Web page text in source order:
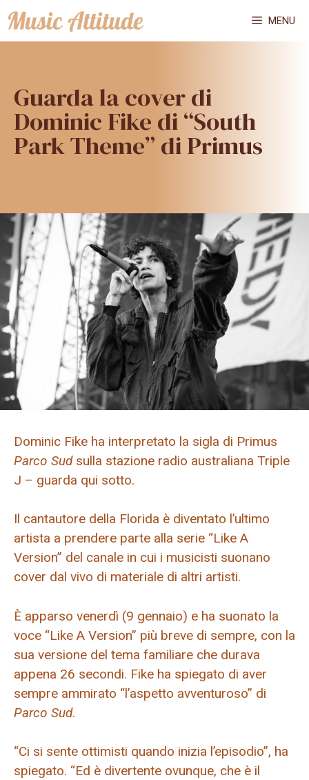
Vai
al
MENU
Guarda la cover di
Dominic Fike di “South
Park Theme” di Primus
Dominic Fike ha interpretato la sigla di Primus
Parco Sud sulla stazione radio australiana Triple
J – guarda qui sotto.
Il cantautore della Florida è diventato l’ultimo
artista a prendere parte alla serie “Like A
Version” del canale in cui i musicisti suonano
cover dal vivo di materiale di altri artisti.
È apparso venerdì (9 gennaio) e ha suonato la
voce “Like A Version” più breve di sempre, con la
sua versione del tema familiare che durava
appena 26 secondi. Fike ha spiegato di aver
sempre ammirato “l’aspetto avventuroso” di
Parco Sud.
“Ci si sente ottimisti quando inizia l’episodio”, ha
spiegato. “Ed è divertente ovunque, che è il